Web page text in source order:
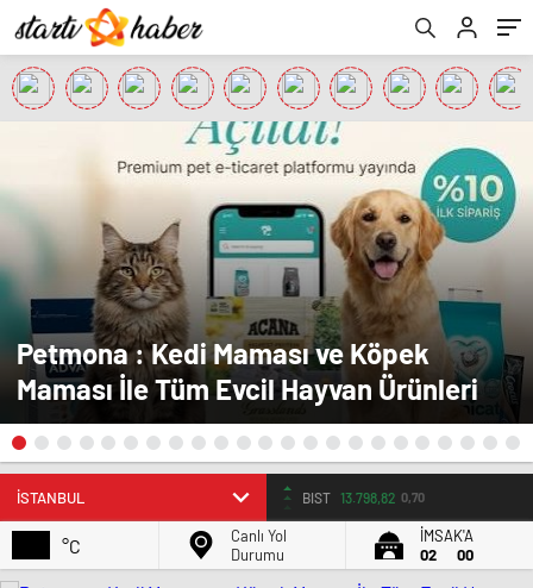
Petmona : Kedi Maması ve Köpek
Maması İle Tüm Evcil Hayvan Ürünleri
BIST 13.798,82 0,70
°C
Canlı Yol
Durumu
İMSAK'A
02
00